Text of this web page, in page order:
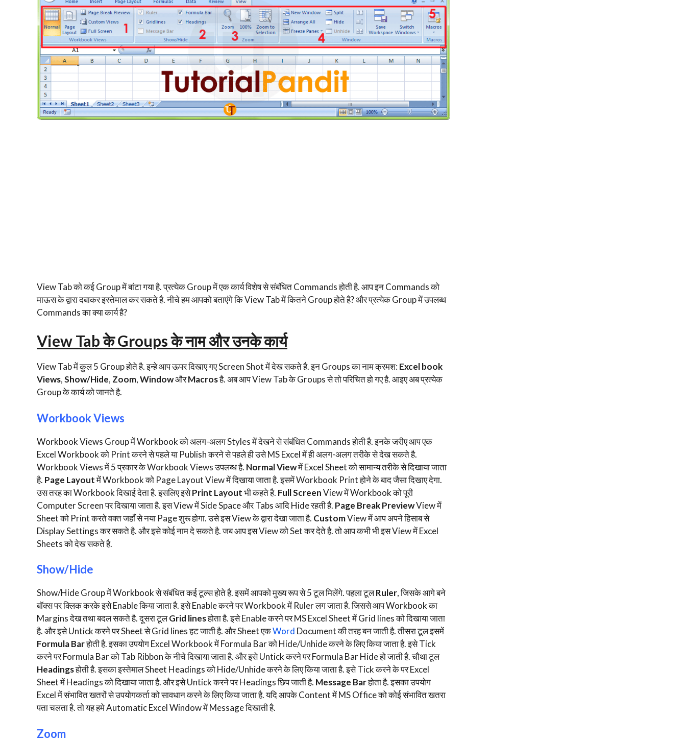
View Tab को कई Group में बांटा गया है. प्रत्येक Group में एक कार्य विशेष से संबंधित Commands होती है. आप इन Commands को
माऊस के द्वारा दबाकर इस्तेमाल कर सकते है. नीचे हम आपको बताएंगे कि View Tab में कितने Group होते है? और प्रत्येक Group में उपलब्ध
Commands का क्या कार्य है?
View Tab के Groups के नाम और उनके कार्य
View Tab में कुल 5 Group होते है. इन्हे आप ऊपर दिखाए गए Screen Shot में देख सकते है. इन Groups का नाम क्रमश: Excel book
Views,Show/Hide, Zoom,WindowऔरMacrosहै. अब आप View Tab के Groups से तो परिचित हो गए है. आइए अब प्रत्येक
Group के कार्य को जानते है.
Workbook Views
Workbook Views Group में Workbook को अलग-अलग Styles में देखने से संबंधित Commands होती है. इनके जरीए आप एक
Excel Workbook को Print करने से पहले या Publish करने से पहले ही उसे MS Excel में ही अलग-अलग तरीके से देख सकते है.
Workbook Views में 5 प्रकार के Workbook Views उपलब्ध है. Normal Viewमें Excel Sheet को सामान्य तरीके से दिखाया जाता
है. Page Layoutमें Workbook को Page Layout View में दिखाया जाता है. इसमें Workbook Print होने के बाद जैसा दिखाए देगा.
उस तरह का Workbook दिखाई देता है. इसलिए इसेPrint Layoutभी कहते है. Full ScreenView में Workbook को पूरी
Computer Screen पर दिखाया जाता है. इस View में Side Space और Tabs आदि Hide रहती है. Page Break PreviewView में
Sheet को Print करते वक्त जहाँ से नया Page शुरू होगा. उसे इस View के द्वारा देखा जाता है. CustomView में आप अपने हिसाब से
Display Settings कर सकते है. और इसे कोई नाम दे सकते है. जब आप इस View को Set कर देते है. तो आप कभी भी इस View में Excel
Sheets को देख सकते है.
Show/Hide
Show/Hide Group में Workbook से संबंधित कई टूल्स होते है. इसमें आपको मुख्य रूप से 5 टूल मिलेंगे. पहला टूलRuler, जिसके आगे बने
बॉक्स पर क्लिक करके इसे Enable किया जाता है. इसे Enable करने पर Workbook में Ruler लग जाता है. जिससे आप Workbook का
Margins देख तथा बदल सकते है. दूसरा टूलGrid linesहोता है. इसे Enable करने पर MS Excel Sheet में Grid lines को दिखाया जाता
है. और इसे Untick करने पर Sheet से Grid lines हट जाती है. और Sheet एकWord Document की तरह बन जाती है. तीसरा टूल इसमें
Formula Barहोती है. इसका उपयोग Excel Workbook में Formula Bar को Hide/Unhide करने के लिए किया जाता है. इसे Tick
करने पर Formula Bar को Tab Ribbon के नीचे दिखाया जाता है. और इसे Untick करने पर Formula Bar Hide हो जाती है. चौथा टूल
Headingsहोती है. इसका इस्तेमाल Sheet Headings को Hide/Unhide करने के लिए किया जाता है. इसे Tick करने के पर Excel
Sheet में Headings को दिखाया जाता है. और इसे Untick करने पर Headings छिप जाती है. Message Barहोता है. इसका उपयोग
Excel में संभावित खतरों से उपयोगकर्ता को सावधान करने के लिए किया जाता है. यदि आपके Content में MS Office को कोई संभावित खतरा
पता चलता है. तो यह हमे Automatic Excel Window में Message दिखाती है.
Zoom